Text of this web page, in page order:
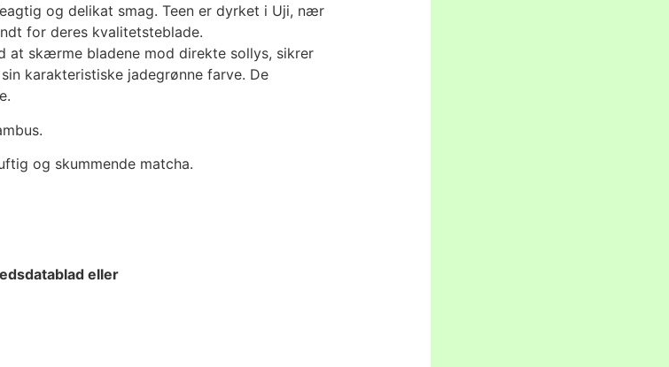
og delikat smag. Teen er dyrket i Uji, nær
for deres kvalitetsteblade.
at skærme bladene mod direkte sollys, sikrer
karakteristiske jadegrønne farve. De
og skummende matcha.
eller